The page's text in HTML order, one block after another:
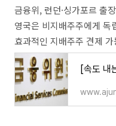
금융위, 런던·싱가포르 출
영국은 비지배주주에게
효과적인 지배주주 견제 가